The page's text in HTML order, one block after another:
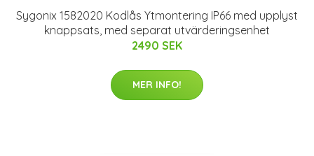
Sygonix 1582020 Kodlås Ytmontering IP66 med upplyst
knappsats, med separat utvärderingsenhet
2490 SEK
MER INFO!